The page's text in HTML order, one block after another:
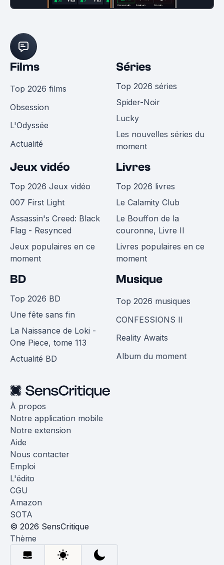
Films
Top 2026 films
Obsession
L'Odyssée
Actualité
Séries
Top 2026 séries
Spider-Noir
Lucky
Les nouvelles séries du
moment
Jeux vidéo
Top 2026 Jeux vidéo
007 First Light
Assassin's Creed: Black
Flag - Resynced
Jeux populaires en ce
moment
Livres
Top 2026 livres
Le Calamity Club
Le Bouffon de la
couronne, Livre II
Livres populaires en ce
moment
BD
Top 2026 BD
Une fête sans fin
La Naissance de Loki -
One Piece, tome 113
Actualité BD
Musique
Top 2026 musiques
CONFESSIONS II
Reality Awaits
Album du moment
À propos
Notre application mobile
Notre extension
Aide
Nous contacter
Emploi
L'édito
CGU
Amazon
SOTA
© 2026 SensCritique
Thème